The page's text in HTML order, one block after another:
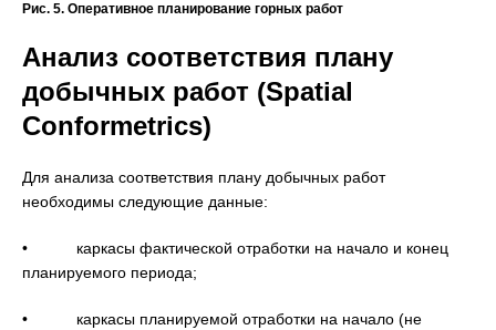
Рис. 5. Оперативное планирование горных работ
Анализ соответствия плану
добычных работ (Spatial
Conformetrics)
Для анализа соответствия плану добычных работ
необходимы следующие данные:
• каркасы фактической отработки на начало и конец
планируемого периода;
• каркасы планируемой отработки на начало (не